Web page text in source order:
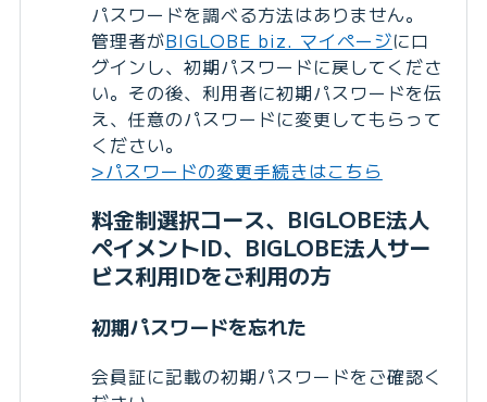
パスワードを調べる方法はありません。
管理者がBIGLOBE biz. マイページにロ
グインし、初期パスワードに戻してくださ
い。その後、利用者に初期パスワードを伝
え、任意のパスワードに変更してもらって
ください。
>パスワードの変更手続きはこちら
料金制選択コース、BIGLOBE法人
ペイメントID、BIGLOBE法人サー
ビス利用IDをご利用の方
初期パスワードを忘れた
会員証に記載の初期パスワードをご確認く